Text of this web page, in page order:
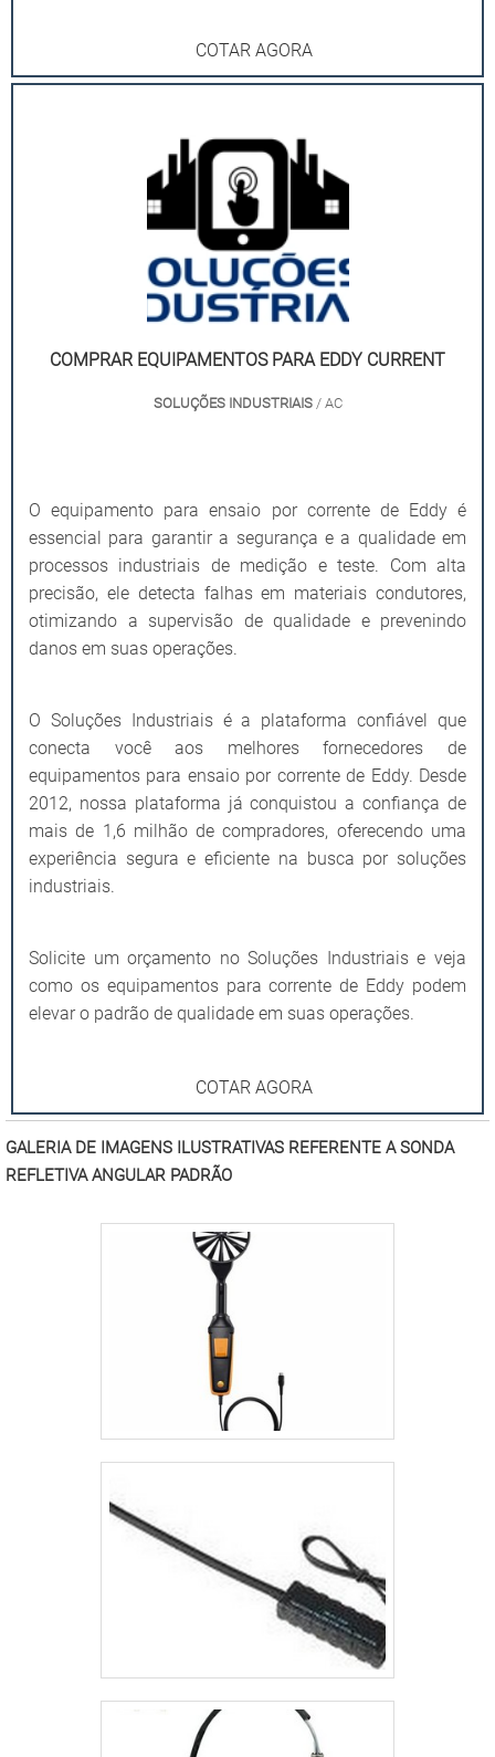
COTAR AGORA
COMPRAR EQUIPAMENTOS PARA EDDY CURRENT
SOLUÇÕES INDUSTRIAIS/ AC
O equipamento para ensaio por corrente de Eddy é
essencial para garantir a segurança e a qualidade em
processos industriais de medição e teste. Com alta
precisão, ele detecta falhas em materiais condutores,
otimizando a supervisão de qualidade e prevenindo
danos em suas operações.
O Soluções Industriais é a plataforma confiável que
conecta você aos melhores fornecedores de
equipamentos para ensaio por corrente de Eddy. Desde
2012, nossa plataforma já conquistou a confiança de
mais de 1,6 milhão de compradores, oferecendo uma
experiência segura e eficiente na busca por soluções
industriais.
Solicite um orçamento no Soluções Industriais e veja
como os equipamentos para corrente de Eddy podem
elevar o padrão de qualidade em suas operações.
COTAR AGORA
GALERIA DE IMAGENS ILUSTRATIVAS REFERENTE A SONDA
REFLETIVA ANGULAR PADRÃO